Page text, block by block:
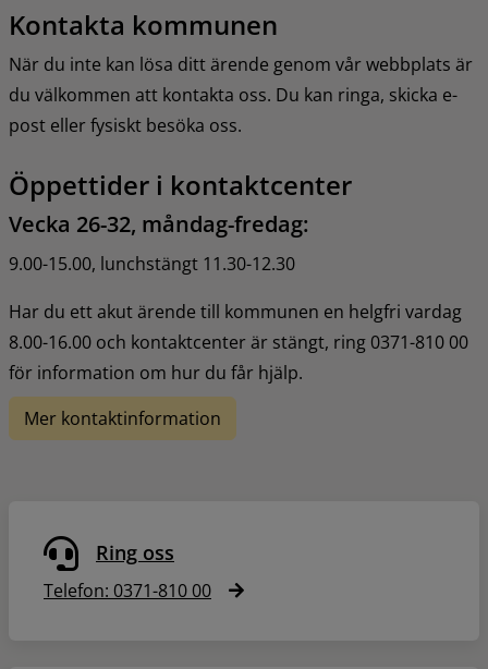
Kontakta kommunen
När du inte kan lösa ditt ärende genom vår webbplats är
du välkommen att kontakta oss. Du kan ringa, skicka e-
post eller fysiskt besöka oss.
Öppettider i kontaktcenter
Vecka 26-32, måndag-fredag:
9.00-15.00, lunchstängt 11.30-12.30
Har du ett akut ärende till kommunen en helgfri vardag
8.00-16.00 och kontaktcenter är stängt, ring 0371-810 00
för information om hur du får hjälp.
Mer kontaktinformation
Ring oss
Telefon: 0371-810 00